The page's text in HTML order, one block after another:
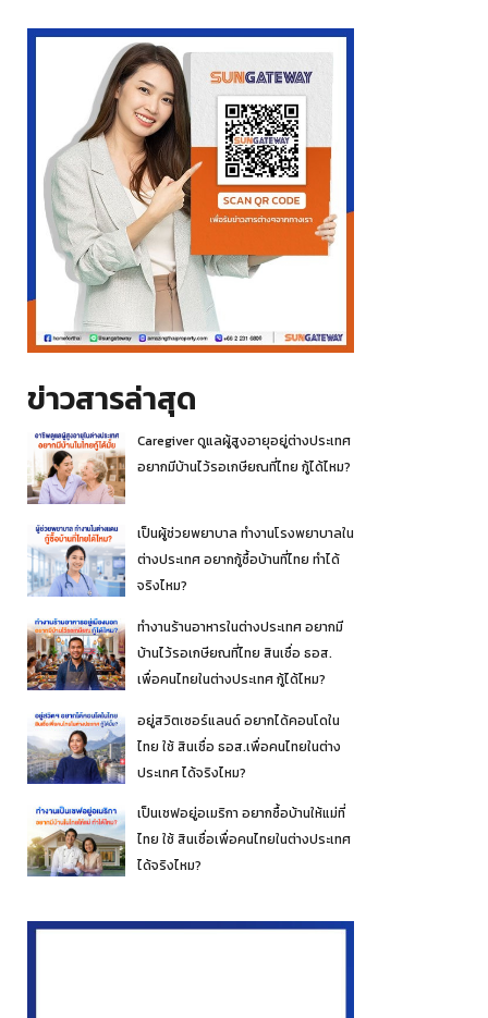
ข่าวสารล่าสุด
Caregiver ดูแลผู้สูงอายุอยู่ต่างประเทศ
อยากมีบ้านไว้รอเกษียณที่ไทย กู้ได้ไหม?
เป็นผู้ช่วยพยาบาล ทำงานโรงพยาบาลใน
ต่างประเทศ อยากกู้ซื้อบ้านที่ไทย ทำได้
จริงไหม?
ทำงานร้านอาหารในต่างประเทศ อยากมี
บ้านไว้รอเกษียณที่ไทย สินเชื่อ ธอส.
เพื่อคนไทยในต่างประเทศ กู้ได้ไหม?
อยู่สวิตเซอร์แลนด์ อยากได้คอนโดใน
ไทย ใช้ สินเชื่อ ธอส.เพื่อคนไทยในต่าง
ประเทศ ได้จริงไหม?
เป็นเชฟอยู่อเมริกา อยากซื้อบ้านให้แม่ที่
ไทย ใช้ สินเชื่อเพื่อคนไทยในต่างประเทศ
ได้จริงไหม?